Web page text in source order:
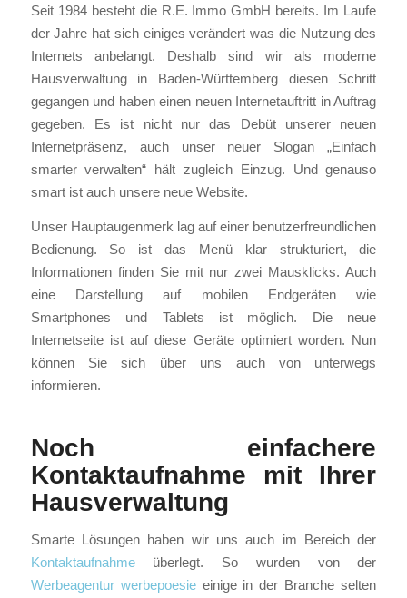
Seit 1984 besteht die R.E. Immo GmbH bereits. Im Laufe
der Jahre hat sich einiges verändert was die Nutzung des
Internets anbelangt. Deshalb sind wir als moderne
Hausverwaltung in Baden-Württemberg diesen Schritt
gegangen und haben einen neuen Internetauftritt in Auftrag
gegeben. Es ist nicht nur das Debüt unserer neuen
Internetpräsenz, auch unser neuer Slogan „Einfach
smarter verwalten“ hält zugleich Einzug. Und genauso
smart ist auch unsere neue Website.
Unser Hauptaugenmerk lag auf einer benutzerfreundlichen
Bedienung. So ist das Menü klar strukturiert, die
Informationen finden Sie mit nur zwei Mausklicks. Auch
eine Darstellung auf mobilen Endgeräten wie
Smartphones und Tablets ist möglich. Die neue
Internetseite ist auf diese Geräte optimiert worden. Nun
können Sie sich über uns auch von unterwegs
informieren.
Noch einfachere
Kontaktaufnahme mit Ihrer
Hausverwaltung
Smarte Lösungen haben wir uns auch im Bereich der
Kontaktaufnahmeüberlegt. So wurden von der
Werbeagentur werbepoesieeinige in der Branche selten